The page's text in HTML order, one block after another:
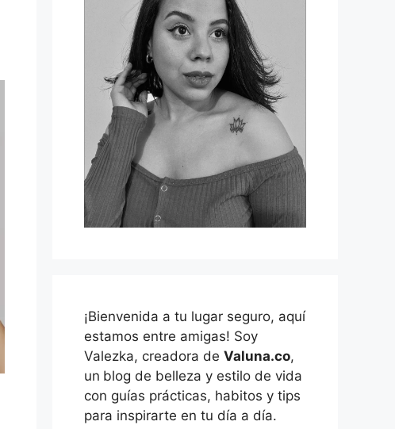
¡Bienvenida a tu lugar seguro, aquí
estamos entre amigas! Soy
Valezka, creadora de Valuna.co,
un blog de belleza y estilo de vida
con guías prácticas, habitos y tips
para inspirarte en tu día a día.